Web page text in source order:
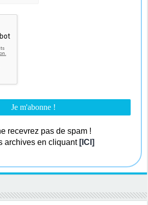
recevrez pas de spam !
archives en cliquant [ICI]